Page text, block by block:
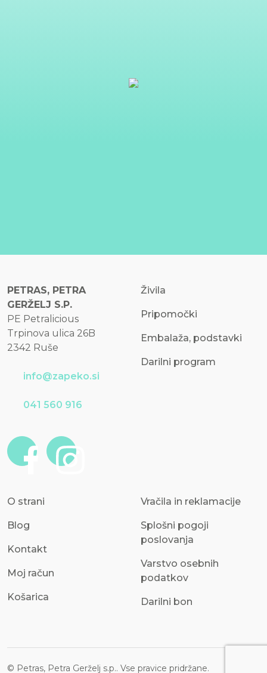
PETRAS, PETRA
GERŽELJ S.P.
PE Petralicious
Trpinova ulica 26B
2342 Ruše
info@zapeko.si
041 560 916
Živila
Pripomočki
Embalaža, podstavki
Darilni program
O strani
Blog
Kontakt
Moj račun
Košarica
Vračila in reklamacije
Splošni pogoji
poslovanja
Varstvo osebnih
podatkov
Darilni bon
© Petras, Petra Gerželj s.p.. Vse pravice pridržane.